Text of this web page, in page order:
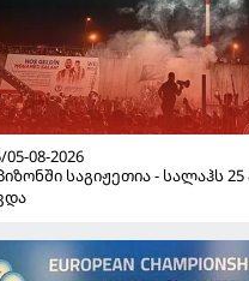
05-08-2026
საგიჟეთია - სალაჰს